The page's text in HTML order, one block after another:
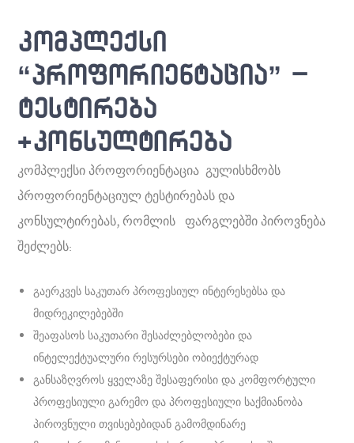
კომპლექსი
“პროფორიენტაცია” –
ტესტირება
+კონსულტირება
კომპლექსი პროფორიენტაცია გულისხმობს
პროფორიენტაციულ ტესტირებას და
კონსულტირებას, რომლის ფარგლებში პიროვნება
შეძლებს:
გაერკვეს საკუთარ პროფესიულ ინტერესებსა და
მიდრეკილებებში
შეაფასოს საკუთარი შესაძლებლობები და
ინტელექტუალური რესურსები ობიექტურად
განსაზღვროს ყველაზე შესაფერისი და კომფორტული
პროფესიული გარემო და პროფესიული საქმიანობა
პიროვნული თვისებებიდან გამომდინარე